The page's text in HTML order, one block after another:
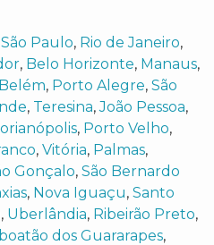
São Paulo, Rio de Janeiro,
, Belo Horizonte, Manaus,
Belém, Porto Alegre, São
, Teresina,João Pessoa,
, Porto Velho,
, Vitória, Palmas,
Gonçalo, São Bernardo
, Nova Iguaçu, Santo
, Uberlândia, Ribeirão Preto,
dos Guararapes,